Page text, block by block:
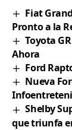
Fiat
Pronto a la
Toyota
Ahora
Ford
Nueva
Shelby
que triunfa